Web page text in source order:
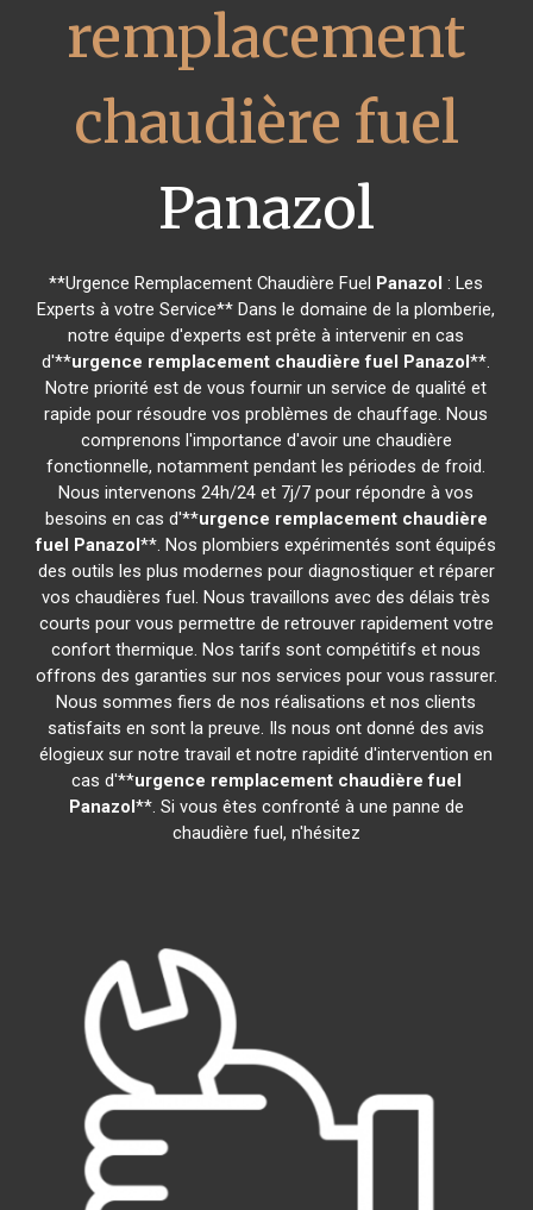
remplacement
chaudière fuel
Panazol
**Urgence Remplacement Chaudière Fuel Panazol : Les
Experts à votre Service** Dans le domaine de la plomberie,
notre équipe d'experts est prête à intervenir en cas
d'**urgence remplacement chaudière fuel Panazol**.
Notre priorité est de vous fournir un service de qualité et
rapide pour résoudre vos problèmes de chauffage. Nous
comprenons l'importance d'avoir une chaudière
fonctionnelle, notamment pendant les périodes de froid.
Nous intervenons 24h/24 et 7j/7 pour répondre à vos
besoins en cas d'**urgence remplacement chaudière
fuel Panazol**. Nos plombiers expérimentés sont équipés
des outils les plus modernes pour diagnostiquer et réparer
vos chaudières fuel. Nous travaillons avec des délais très
courts pour vous permettre de retrouver rapidement votre
confort thermique. Nos tarifs sont compétitifs et nous
offrons des garanties sur nos services pour vous rassurer.
Nous sommes fiers de nos réalisations et nos clients
satisfaits en sont la preuve. Ils nous ont donné des avis
élogieux sur notre travail et notre rapidité d'intervention en
cas d'**urgence remplacement chaudière fuel
Panazol**. Si vous êtes confronté à une panne de
chaudière fuel, n'hésitez